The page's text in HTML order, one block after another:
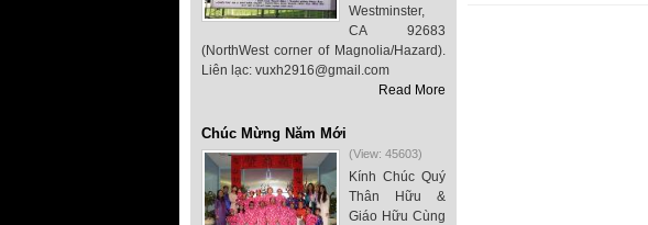
Westminster,
CA 92683
(NorthWest corner of Magnolia/Hazard).
Liên lạc: vuxh2916@gmail.com
Read More
Chúc Mừng Năm Mới
(View: 45603)
Kính Chúc Quý
Thân Hữu &
Giáo Hữu Cùng